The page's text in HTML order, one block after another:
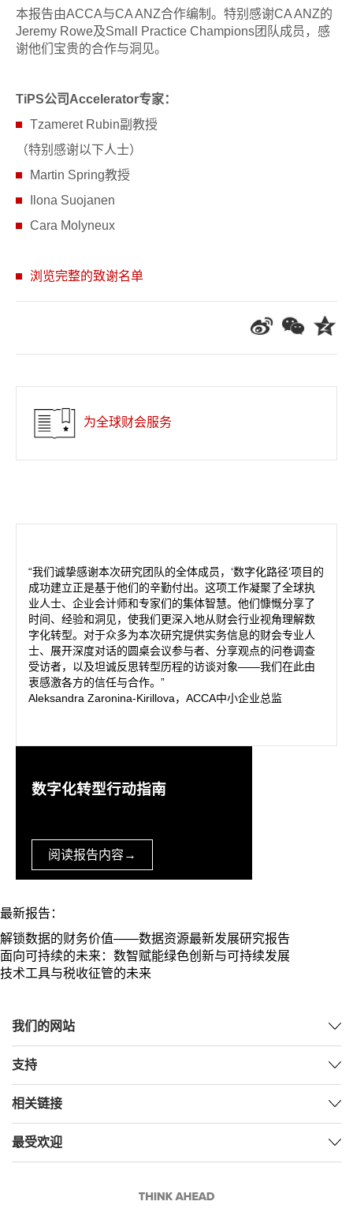
本报告由ACCA与CA ANZ合作编制。特别感谢CA ANZ的
Jeremy Rowe及Small Practice Champions团队成员，感
谢他们宝贵的合作与洞见。
TiPS公司Accelerator专家：
Tzameret Rubin副教授
（特别感谢以下人士）
Martin Spring教授
Ilona Suojanen
Cara Molyneux
浏览完整的致谢名单
为全球财会服务
“我们诚挚感谢本次研究团队的全体成员，‘数字化路径’项目的
成功建立正是基于他们的辛勤付出。这项工作凝聚了全球执
业人士、企业会计师和专家们的集体智慧。他们慷慨分享了
时间、经验和洞见，使我们更深入地从财会行业视角理解数
字化转型。对于众多为本次研究提供实务信息的财会专业人
士、展开深度对话的圆桌会议参与者、分享观点的问卷调查
受访者，以及坦诚反思转型历程的访谈对象——我们在此由
衷感激各方的信任与合作。”
Aleksandra Zaronina-Kirillova，ACCA中小企业总监
数字化转型行动指南
阅读报告内容→
最新报告：
解锁数据的财务价值——数据资源最新发展研究报告
面向可持续的未来：数智赋能绿色创新与可持续发展
技术工具与税收征管的未来
我们的网站
支持
相关链接
最受欢迎